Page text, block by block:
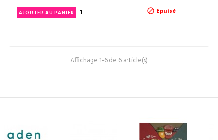
AJOUTER AU PANIER  Epuisé
Affichage 1-6 de 6 article(s)